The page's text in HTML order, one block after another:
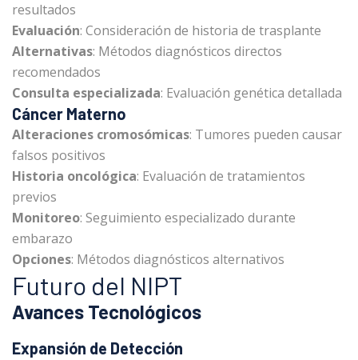
resultados
Evaluación: Consideración de historia de trasplante
Alternativas: Métodos diagnósticos directos
recomendados
Consulta especializada: Evaluación genética detallada
Cáncer Materno
Alteraciones cromosómicas: Tumores pueden causar
falsos positivos
Historia oncológica: Evaluación de tratamientos
previos
Monitoreo: Seguimiento especializado durante
embarazo
Opciones: Métodos diagnósticos alternativos
Futuro del NIPT
Avances Tecnológicos
Expansión de Detección